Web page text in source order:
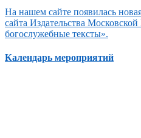
На нашем сайте появилась
сайта Издательства
богослужебные тексты».
Календарь мероприятий